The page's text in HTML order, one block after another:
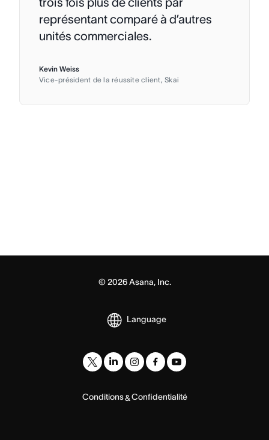
représentant comparé à d’autres
unités commerciales.
Kevin Weiss
Vice-président de la réussite client, Skai
© 2026Asana, Inc.
Language
Conditions&Confidentialité